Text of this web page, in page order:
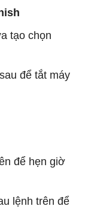
tạo chọn
để tắt máy
để hẹn giờ
lệnh trên để